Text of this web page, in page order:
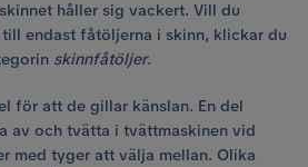
håller sig vackert. Vill du
endast fåtöljerna i skinn, klickar du
skinnfåtöljer.
för att de gillar känslan. En del
av och tvätta i tvättmaskinen vid
med tyger att välja mellan. Olika